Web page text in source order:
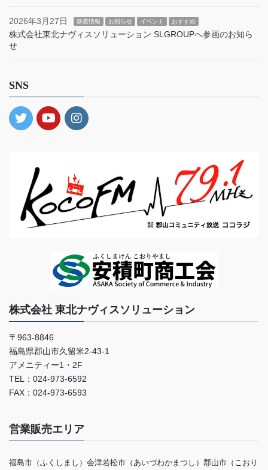
2026年3月27日 新着情報 お知らせ イベント おすすめ
株式会社東北ナヴィスソリューション SLGROUPへ参画のお知ら
せ
SNS
株式会社 東北ナヴィスソリューション
〒963-8846
福島県郡山市久留米2-43-1
アメニティー1・2F
TEL：024-973-6592
FAX：024-973-6593
営業販売エリア
福島市（ふくしまし）会津若松市（あいづわかまつし）郡山市（こおり